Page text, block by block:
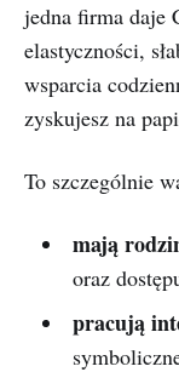
jedna firma daje
elastyczności,
wsparcia
zyskujesz na
To szczególnie
mają
oraz
pracują